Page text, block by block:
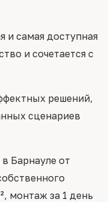
и самая доступная
и сочетается с
решений,
сценариев
Барнауле от
монтаж за 1 день